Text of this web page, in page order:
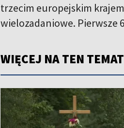
trzecim europejskim
wielozadaniowe. Pierwsze
WIĘCEJ NA TEN TEMAT